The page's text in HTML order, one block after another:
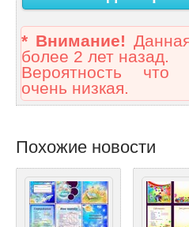
* Внимание!
более 2 лет назад.
Вероятность что
очень низкая.
Похожие новости